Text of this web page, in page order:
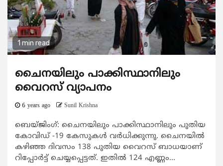
1 min read
ചൈനയിലും പാക്കിസ്ഥാനിലും
വൈറസ് വ്യാപനം
6 years ago Sunil Krishna
ബെയ്ജിംഗ്: ചൈനയിലും പാക്കിസ്ഥാനിലും പുതിയ
കോവിഡ് -19 കേസുകള്‍ വര്‍ധിക്കുന്നു. ചൈനയില്‍
കഴിഞ്ഞ ദിവസം 138 പുതിയ വൈറസ് ബാധയാണ്
റിപ്പോര്‍ട്ട് ചെയ്യപ്പെട്ടത്. ഇതില്‍ 124 എണ്ണം...